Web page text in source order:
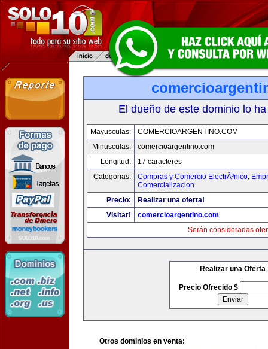
El dueño de este dominio lo
Mayusculas:
COMERCIOARGENTINO.COM
Minusculas:
comercioargentino.com
Longitud:
17 caracteres
Categorias:
Compras y Comercio ElectrÃ³nico,
Comercializacion
Precio:
Realizar una oferta!
Visitar!
comercioargentino.com
Serán consideradas
Realizar una Oferta
Precio Ofrecido $
Otros dominios en venta: